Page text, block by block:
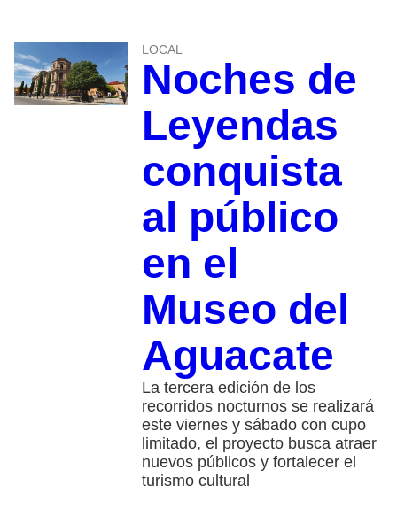
LOCAL
Noches de
Leyendas
conquista
al público
en el
Museo del
Aguacate
La tercera edición de los
recorridos nocturnos se realizará
este viernes y sábado con cupo
limitado, el proyecto busca atraer
nuevos públicos y fortalecer el
turismo cultural